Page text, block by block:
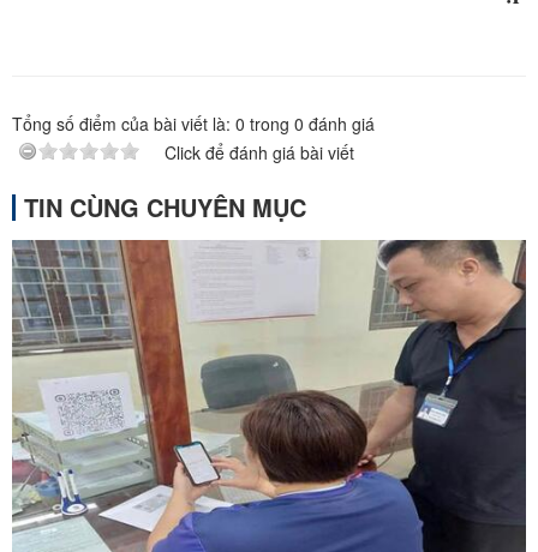
Tổng số điểm của bài viết là: 0 trong 0 đánh giá
Click để đánh giá bài viết
TIN CÙNG CHUYÊN MỤC